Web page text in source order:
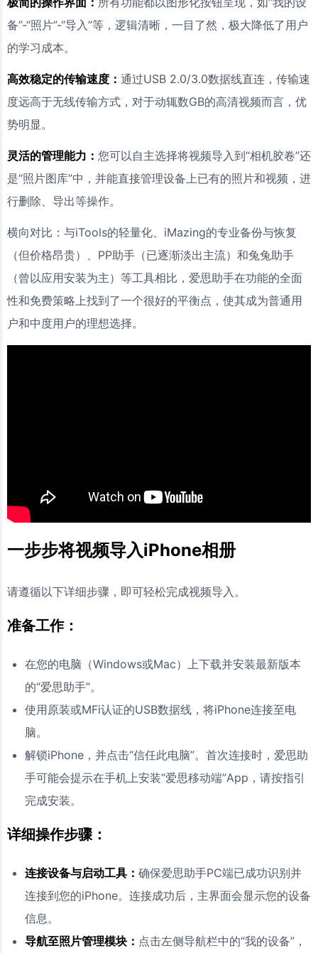
备”-“照片”-“导入”等，逻辑清晰，一目了然，极大降低了用户
的学习成本。
高效稳定的传输速度： 通过USB 2.0/3.0数据线直连，传输速
度远高于无线传输方式，对于动辄数GB的高清视频而言，优
势明显。
灵活的管理能力： 您可以自主选择将视频导入到“相机胶卷”还
是“照片图库”中，并能直接管理设备上已有的照片和视频，进
行删除、导出等操作。
横向对比：与iTools的轻量化、iMazing的专业备份与恢复
（但价格昂贵）、PP助手（已逐渐淡出主流）和兔兔助手
（曾以应用安装为主）等工具相比，爱思助手在功能的全面
性和免费策略上找到了一个很好的平衡点，使其成为普通用
户和中度用户的理想选择。
一步步将视频导入iPhone相册
请遵循以下详细步骤，即可轻松完成视频导入。
准备工作：
在您的电脑（Windows或Mac）上下载并安装最新版本
的“爱思助手”。
使用原装或MFi认证的USB数据线，将iPhone连接至电
脑。
解锁iPhone，并点击“信任此电脑”。首次连接时，爱思助
手可能会提示在手机上安装“爱思移动端”App，请按指引
完成安装。
详细操作步骤：
连接设备与启动工具： 确保爱思助手PC端已成功识别并
连接到您的iPhone。连接成功后，主界面会显示您的设备
信息。
导航至照片管理模块： 点击左侧导航栏中的“我的设备”，